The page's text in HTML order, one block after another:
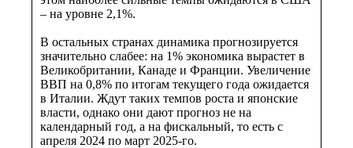
– на уровне 2,1%.
В остальных странах динамика прогнозируется
значительно слабее: на 1% экономика вырастет в
Великобритании, Канаде и Франции. Увеличение
ВВП на 0,8% по итогам текущего года ожидается
в Италии. Ждут таких темпов роста и японские
власти, однако они дают прогноз не на
календарный год, а на фискальный, то есть с
апреля 2024 по март 2025-го.